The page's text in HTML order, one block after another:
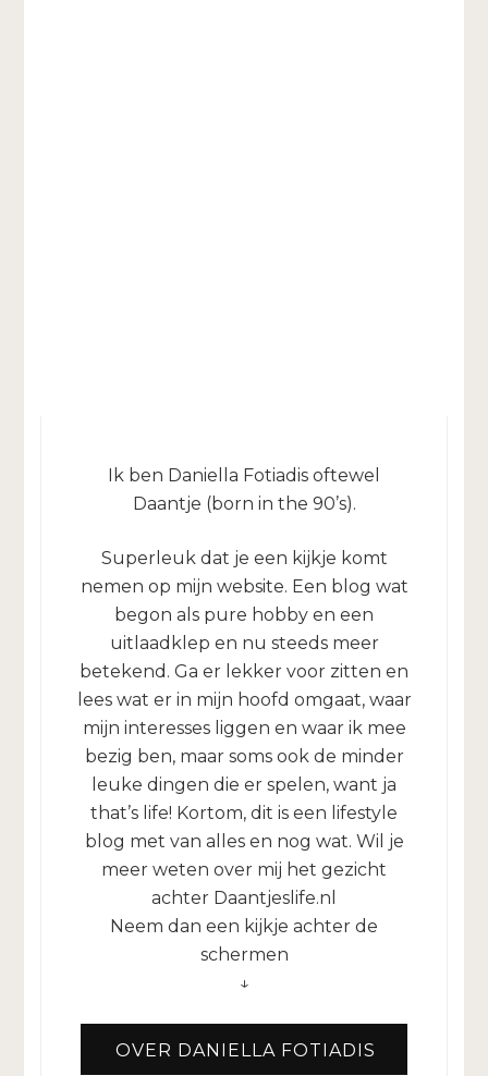
Ik ben Daniella Fotiadis oftewel
Daantje (born in the 90’s).
Superleuk dat je een kijkje komt
nemen op mijn website. Een blog wat
begon als pure hobby en een
uitlaadklep en nu steeds meer
betekend. Ga er lekker voor zitten en
lees wat er in mijn hoofd omgaat, waar
mijn interesses liggen en waar ik mee
bezig ben, maar soms ook de minder
leuke dingen die er spelen, want ja
that’s life! Kortom, dit is een lifestyle
blog met van alles en nog wat. Wil je
meer weten over mij het gezicht
achter Daantjeslife.nl
Neem dan een kijkje achter de
schermen
↓
OVER DANIELLA FOTIADIS